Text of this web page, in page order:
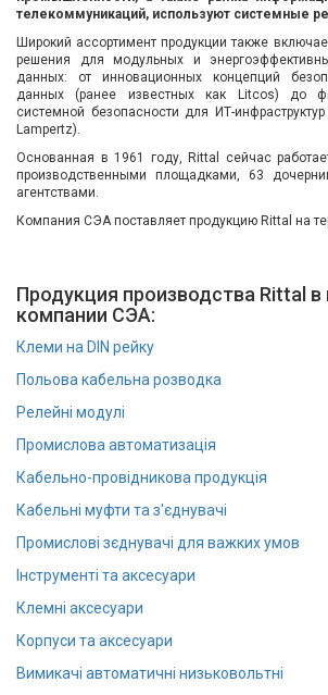
Вакансии
Вход/
авторизация
Производители
Контакты
Тех.
поддержка
Блог
телекоммуникаций, используют системные
Широкий ассортимент продукции также
решения для модульных и
данных: от инновационных концепций
данных (ранее известных как Litcos) до
системной безопасности для ИТ-
Lampertz).
Основанная в 1961 году, Rittal сейчас
производственными площадками, 63
агентствами.
Компания СЭА поставляет продукцию Rittal на
Продукция производства Rittal в
компании СЭА:
Клеми на DIN рейку
Польова кабельна розводка
Релейні модулі
Промислова автоматизація
Кабельно-провідникова продукція
Кабельні муфти та з'єднувачі
Промислові зєднувачі для важких умов
Інструменті та аксесуари
Клемні аксесуари
Корпуси та аксесуари
Вимикачі автоматичні низьковольтні